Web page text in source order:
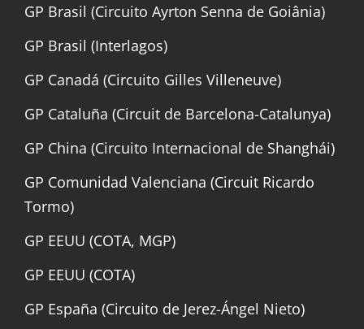
GP Brasil (Circuito Ayrton Senna de Goiânia)
GP Brasil (Interlagos)
GP Canadá (Circuito Gilles Villeneuve)
GP Cataluña (Circuit de Barcelona-Catalunya)
GP China (Circuito Internacional de Shanghái)
GP Comunidad Valenciana (Circuit Ricardo
Tormo)
GP EEUU (COTA, MGP)
GP EEUU (COTA)
GP España (Circuito de Jerez-Ángel Nieto)